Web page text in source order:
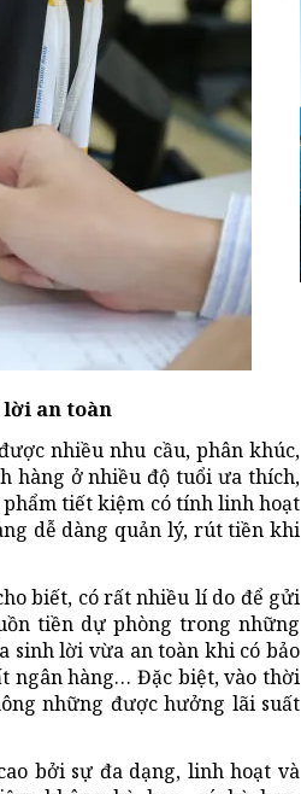
an toàn
nhiều nhu cầu, phân khúc,
hàng ở nhiều độ tuổi ưa thích,
phẩm tiết kiệm có tính linh hoạt
dễ dàng quản lý, rút tiền khi
biết, có rất nhiều lí do để gửi
tiền dự phòng trong những
lời vừa an toàn khi có bảo
ngân hàng… Đặc biệt, vào thời
những được hưởng lãi suất
bởi sự đa dạng, linh hoạt và